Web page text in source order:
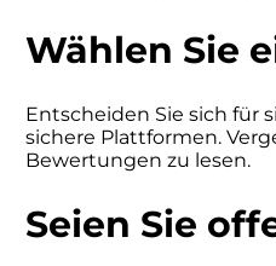
Wählen Sie
Entscheiden Sie sich für
sichere Plattformen.
Bewertungen zu lesen.
Seien Sie